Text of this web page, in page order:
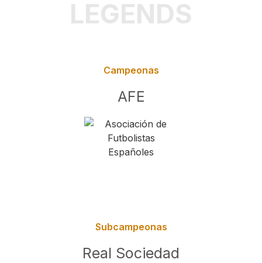
LEGENDS
Campeonas
AFE
Subcampeonas
Real Sociedad